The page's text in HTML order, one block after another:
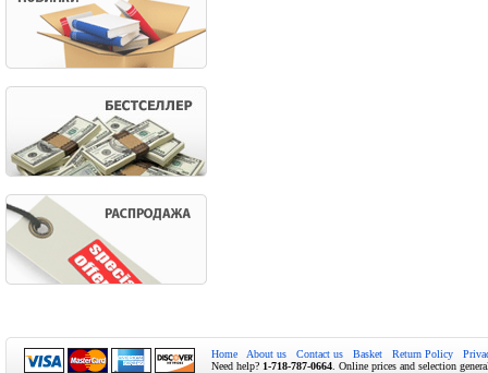
Home About us Contact us Basket Return Policy
Need help? 1-718-787-0664 . Online prices and selection